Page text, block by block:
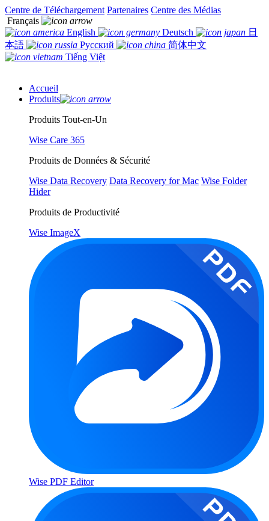
Centre de Téléchargement Partenaires Centre des Médias
Français
English
Deutsch
日
本語
Русский
简体中文
Tiếng Việt
Accueil
Produits
Produits Tout-en-Un
Wise Care 365
Produits de Données & Sécurité
Wise Data Recovery Data Recovery for Mac Wise Folder
Hider
Produits de Productivité
Wise ImageX
Wise PDF Editor